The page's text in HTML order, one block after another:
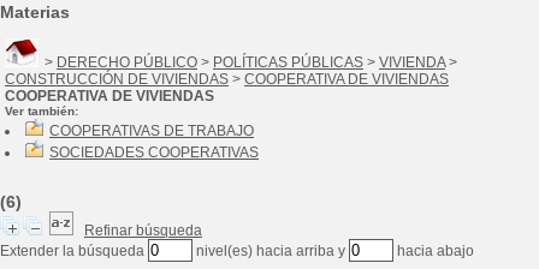
Materias
> DERECHO PÚBLICO > POLÍTICAS PÚBLICAS > VIVIENDA>
CONSTRUCCIÓN DE VIVIENDAS > COOPERATIVA DE VIVIENDAS
COOPERATIVA DE VIVIENDAS
Ver también:
COOPERATIVAS DE TRABAJO
SOCIEDADES COOPERATIVAS
(6)
Refinar búsqueda
Extender la búsqueda
nivel(es) hacia arriba y hacia abajo